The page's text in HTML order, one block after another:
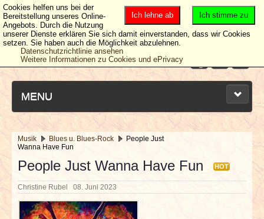
MENU
NEUESTE ARTIKEL
NEWS & DATES
BERICHTE
Musik Blues u. Blues-Rock
People Just
Wanna Have Fun
People Just Wanna Have Fun HOT
Christine Rubel 08. Juni 2023
Ich stimme zu
Ich lehne ab
Cookies helfen uns bei der
Bereitstellung unseres Online-
Angebots. Durch die Nutzung
unserer Dienste erklären Sie sich damit einverstanden, dass wir Cookies
setzen. Sie haben auch die Möglichkeit abzulehnen.
Datenschutzrichtlinie ansehen
Weitere Informationen zu Cookies und ePrivacy